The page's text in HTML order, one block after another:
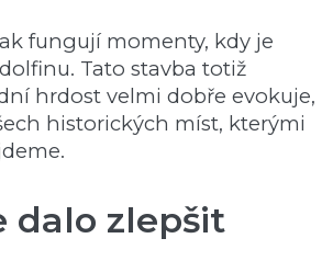
fungují momenty, kdy je
Tato stavba totiž
hrdost velmi dobře evokuje,
historických míst, kterými
dalo zlepšit